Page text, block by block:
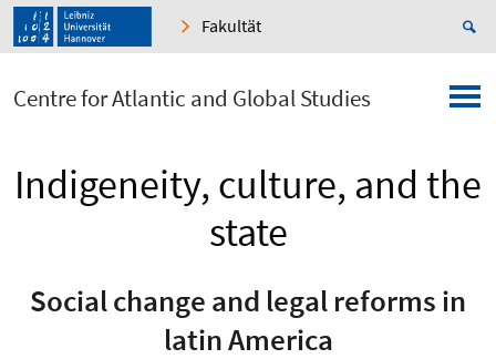
Fakultät
Centre for Atlantic and Global Studies
Indigeneity, culture, and the
state
Social change and legal reforms in
latin America